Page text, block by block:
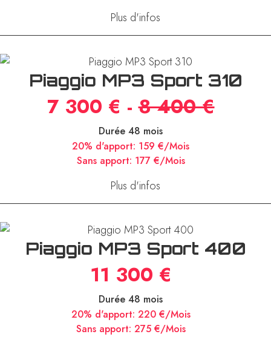
Plus d'infos
Piaggio MP3 Sport 310
7 300 € -8 400 €
Durée 48 mois
20% d'apport: 159 €/Mois
Sans apport: 177 €/Mois
Plus d'infos
Piaggio MP3 Sport 400
11 300 €
Durée 48 mois
20% d'apport: 220 €/Mois
Sans apport: 275 €/Mois